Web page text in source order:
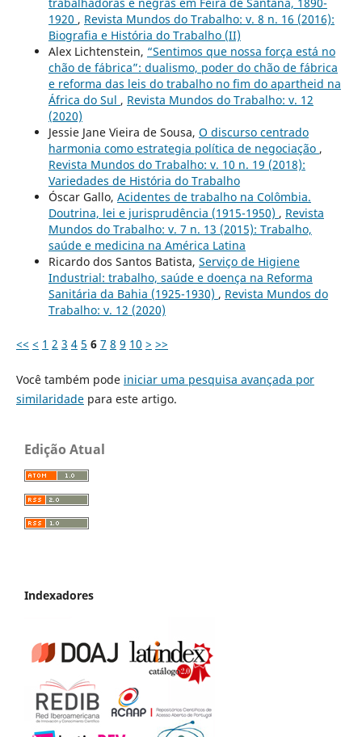
1920 , Revista Mundos do Trabalho: v. 8 n. 16 (2016):
Biografia e História do Trabalho (II)
Alex Lichtenstein, “Sentimos que nossa força está no
chão de fábrica”: dualismo, poder do chão de fábrica
e reforma das leis do trabalho no fim do apartheid na
África do Sul , Revista Mundos do Trabalho: v. 12
(2020)
Jessie Jane Vieira de Sousa, O discurso centrado
harmonia como estrategia política de negociação ,
Revista Mundos do Trabalho: v. 10 n. 19 (2018):
Variedades de História do Trabalho
Óscar Gallo, Acidentes de trabalho na Colômbia.
Doutrina, lei e jurisprudência (1915-1950) , Revista
Mundos do Trabalho: v. 7 n. 13 (2015): Trabalho,
saúde e medicina na América Latina
Ricardo dos Santos Batista, Serviço de Higiene
Industrial: trabalho, saúde e doença na Reforma
Sanitária da Bahia (1925-1930) , Revista Mundos do
Trabalho: v. 12 (2020)
<< < 1 2 3 4 5 6 7 8 9 10 > >>
Você também pode iniciar uma pesquisa avançada por
similaridadepara este artigo.
Edição Atual
Indexadores